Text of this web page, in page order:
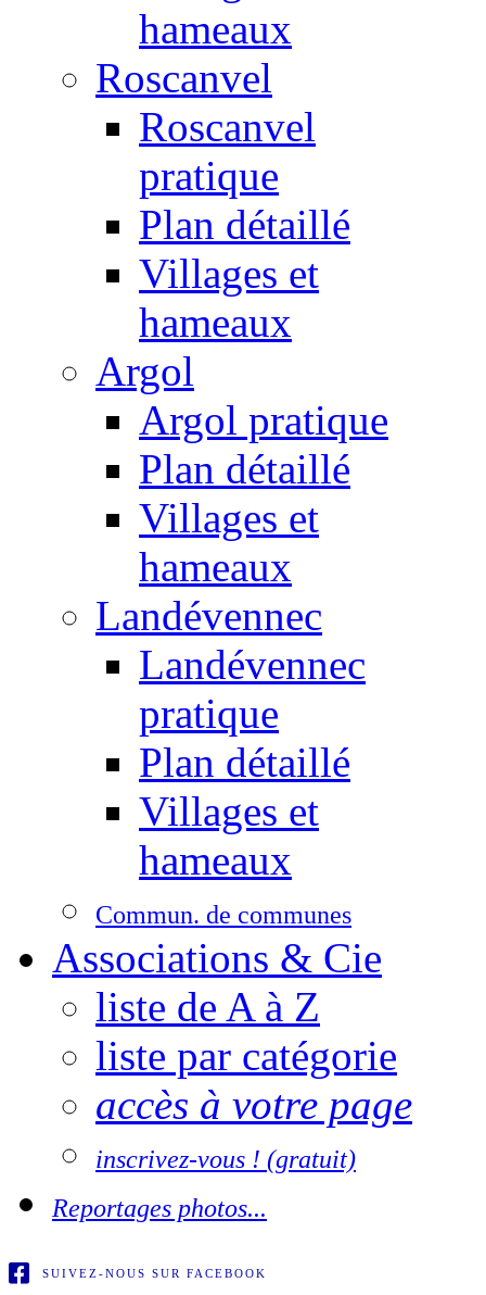
hameaux
Roscanvel
Roscanvel
pratique
Plan détaillé
Villages et
hameaux
Argol
Argol pratique
Plan détaillé
Villages et
hameaux
Landévennec
Landévennec
pratique
Plan détaillé
Villages et
hameaux
Commun. de communes
Associations & Cie
liste de A à Z
liste par catégorie
accès à votre page
inscrivez-vous ! (gratuit)
Reportages photos...
SUIVEZ-NOUS SUR FACEBOOK